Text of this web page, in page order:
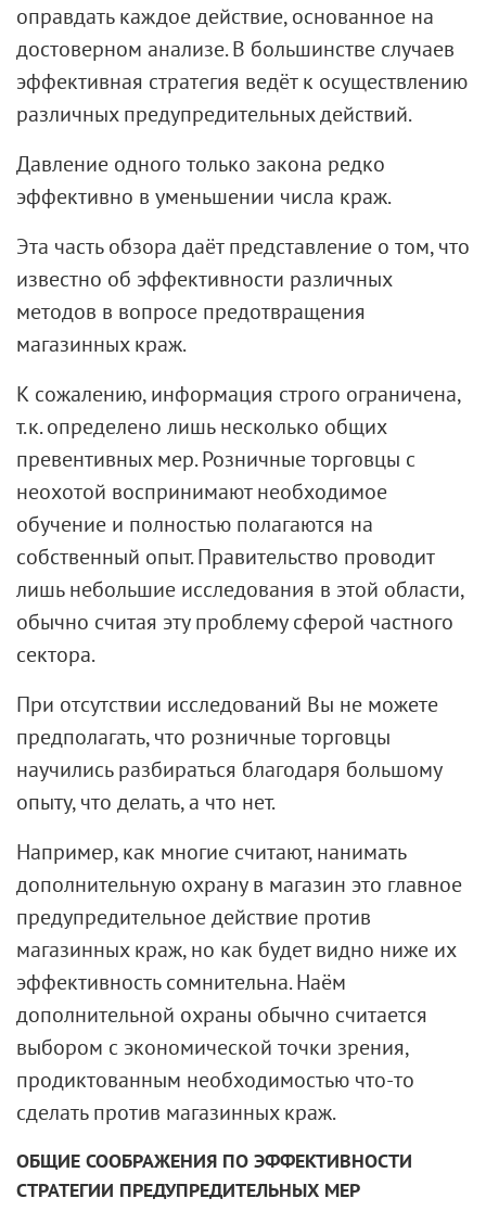
оправдать каждое действие, основанное на
достоверном анализе. В большинстве случаев
эффективная стратегия ведёт к осуществлению
различных предупредительных действий.
Давление одного только закона редко
эффективно в уменьшении числа краж.
Эта часть обзора даёт представление о том, что
известно об эффективности различных
методов в вопросе предотвращения
магазинных краж.
К сожалению, информация строго ограничена,
т.к. определено лишь несколько общих
превентивных мер. Розничные торговцы с
неохотой воспринимают необходимое
обучение и полностью полагаются на
собственный опыт. Правительство проводит
лишь небольшие исследования в этой области,
обычно считая эту проблему сферой частного
сектора.
При отсутствии исследований Вы не можете
предполагать, что розничные торговцы
научились разбираться благодаря большому
опыту, что делать, а что нет.
Например, как многие считают, нанимать
дополнительную охрану в магазин это главное
предупредительное действие против
магазинных краж, но как будет видно ниже их
эффективность сомнительна. Наём
дополнительной охраны обычно считается
выбором с экономической точки зрения,
продиктованным необходимостью что-то
сделать против магазинных краж.
ОБЩИЕ СООБРАЖЕНИЯ ПО ЭФФЕКТИВНОСТИ
СТРАТЕГИИ ПРЕДУПРЕДИТЕЛЬНЫХ МЕР